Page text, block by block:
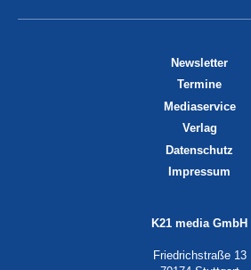
Newsletter
Termine
Mediaservice
Verlag
Datenschutz
Impressum
K21 media GmbH
Friedrichstraße 13